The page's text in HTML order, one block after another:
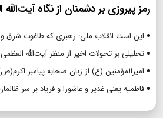
رمز پیروزی بر دشمنان از نگاه
این است انقلاب ملی: رهبری که طاغوت شرق
تحلیلی بر تحولات اخیر از منظر آیت‌الله
امیرالمؤمنین (ع) از زبان صحابه پیامبر
فاطمیه یعنی غدیر و عاشورا و فریاد بر سر